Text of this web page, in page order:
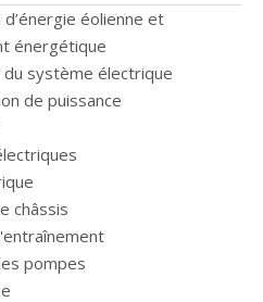
éolienne et
énergétique
du système électrique
de puissance
châssis
pompes